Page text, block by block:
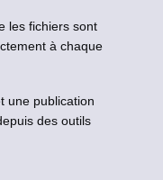
les fichiers sont
à chaque
une publication
des outils